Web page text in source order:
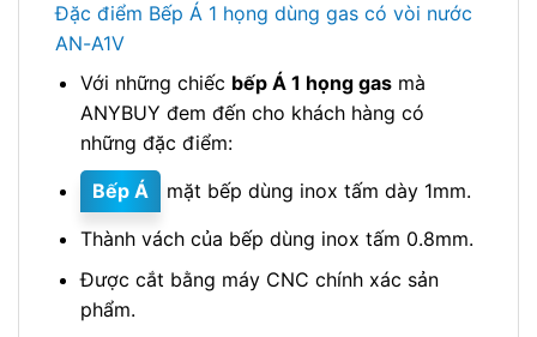
Đặc điểm Bếp Á 1 họng dùng gas có vòi nước
AN-A1V
Với những chiếc bếp Á 1 họng gasmà
ANYBUY đem đến cho khách hàng có
những đặc điểm:
Bếp Á
mặt bếp dùng inox tấm dày 1mm.
Thành vách của bếp dùng inox tấm 0.8mm.
Được cắt bằng máy CNC chính xác sản
phẩm.